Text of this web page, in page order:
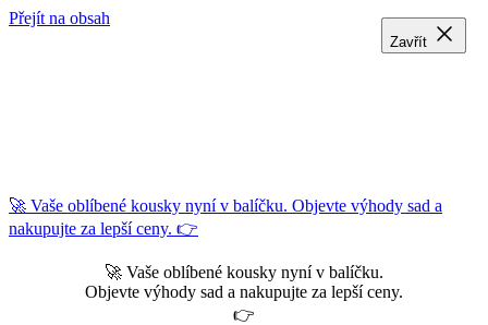
Přejít na obsah
🚀 Vaše oblíbené kousky nyní v balíčku. Objevte výhody sad a
nakupujte za lepší ceny. 👉
🚀 Vaše oblíbené kousky nyní v balíčku.
Objevte výhody sad a nakupujte za lepší ceny.
👉
Zavřít
Zavřít
Zavřít